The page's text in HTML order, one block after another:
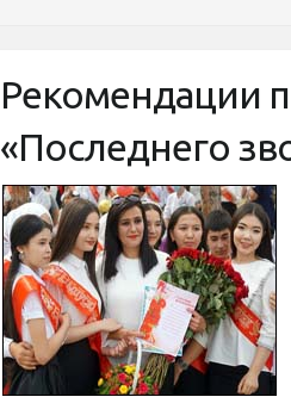
Рекомендации
«Последнего